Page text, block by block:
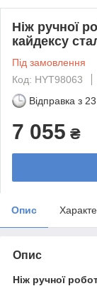
Ніж ручної
кайдексу
Під замовлення
Код: HYT98063
Відправка з
7 055 ₴
Опис
Опис
Ніж ручної